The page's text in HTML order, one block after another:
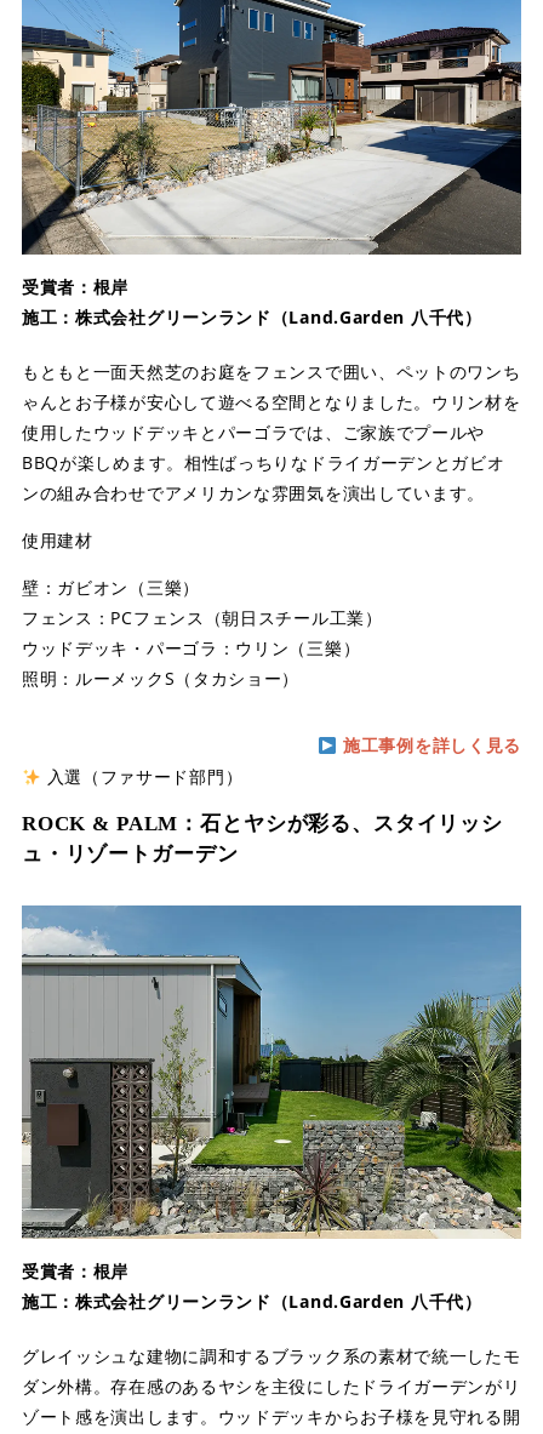
受賞者：根岸
施工：株式会社グリーンランド（Land.Garden 八千代）
もともと一面天然芝のお庭をフェンスで囲い、ペットのワンち
ゃんとお子様が安心して遊べる空間となりました。ウリン材を
使用したウッドデッキとパーゴラでは、ご家族でプールや
BBQが楽しめます。相性ばっちりなドライガーデンとガビオ
ンの組み合わせでアメリカンな雰囲気を演出しています。
使用建材
壁：ガビオン（三樂）
フェンス：PCフェンス（朝日スチール工業）
ウッドデッキ・パーゴラ：ウリン（三樂）
照明：ルーメックS（タカショー）
施工事例を詳しく見る
入選（ファサード部門）
ROCK & PALM：石とヤシが彩る、スタイリッシ
ュ・リゾートガーデン
受賞者：根岸
施工：株式会社グリーンランド（Land.Garden 八千代）
グレイッシュな建物に調和するブラック系の素材で統一したモ
ダン外構。存在感のあるヤシを主役にしたドライガーデンがリ
ゾート感を演出します。ウッドデッキからお子様を見守れる開